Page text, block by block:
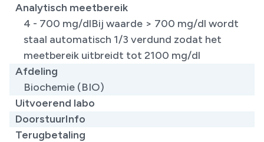
Analytisch meetbereik
4 - 700 mg/dlBij waarde > 700 mg/dl wordt
staal automatisch 1/3 verdund zodat het
meetbereik uitbreidt tot 2100 mg/dl
Afdeling
Biochemie (BIO)
Uitvoerend labo
DoorstuurInfo
Terugbetaling